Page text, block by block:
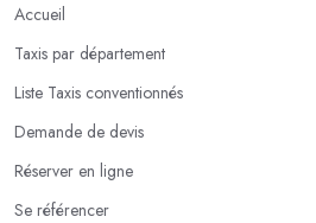
Accueil
Taxis par département
Liste Taxis conventionnés
Demande de devis
Réserver en ligne
Se référencer